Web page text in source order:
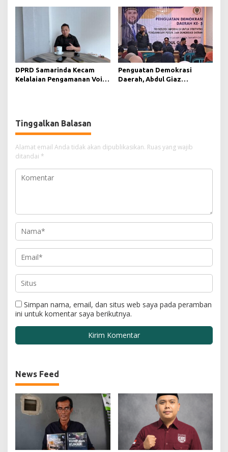
Digital
Lebih Terbuka
DPRD Samarinda Kecam
Kelalaian Pengamanan Void
Penguatan Demokrasi
Daerah, Abdul Giaz
Tinggalkan Balasan
Alamat email Anda tidak akan dipublikasikan. Ruas yang wajib
ditandai *
Simpan nama, email, dan situs web saya pada peramban
ini untuk komentar saya berikutnya.
News Feed